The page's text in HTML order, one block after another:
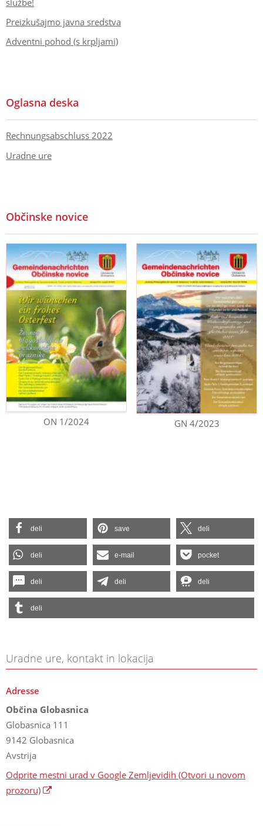
Preizkušajmo javna sredstva
Adventni pohod (s krpljami)
Oglasna deska
Rechnungsabschluss 2022
Uradne ure
Občinske novice
ON 1/2024 GN 4/2023
deli save deli
deli e-mail pocket
deli deli deli
deli
Uradne ure, kontakt in lokacija
Adresse
Občina Globasnica
Globasnica 111
9142 Globasnica
Avstrija
Odprite mestni urad v Google Zemljevidih (Otvori u novom
prozoru)